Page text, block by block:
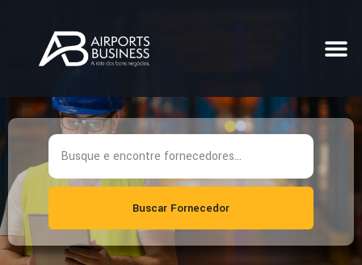
Buscar Fornecedor